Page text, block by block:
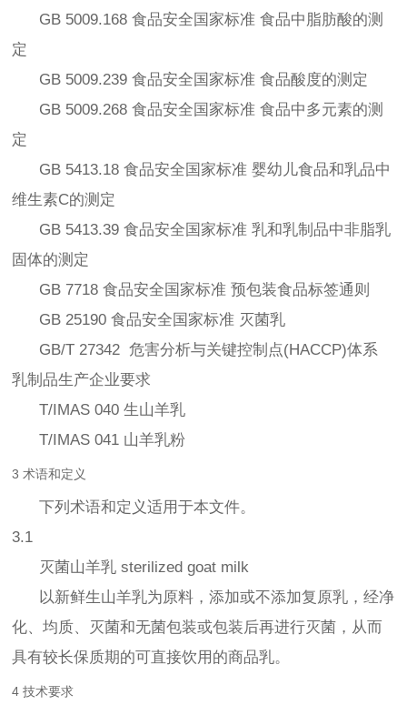
GB 5009.168 食品安全国家标准 食品中脂肪酸的测
定
GB 5009.239 食品安全国家标准 食品酸度的测定
GB 5009.268 食品安全国家标准 食品中多元素的测
定
GB 5413.18 食品安全国家标准 婴幼儿食品和乳品中
维生素C的测定
GB 5413.39 食品安全国家标准 乳和乳制品中非脂乳
固体的测定
GB 7718 食品安全国家标准 预包装食品标签通则
GB 25190 食品安全国家标准 灭菌乳
GB/T 27342 危害分析与关键控制点(HACCP)体系
乳制品生产企业要求
T/IMAS 040 生山羊乳
T/IMAS 041 山羊乳粉
3 术语和定义
下列术语和定义适用于本文件。
3.1
灭菌山羊乳 sterilized goat milk
以新鲜生山羊乳为原料，添加或不添加复原乳，经净
化、均质、灭菌和无菌包装或包装后再进行灭菌，从而
具有较长保质期的可直接饮用的商品乳。
4 技术要求